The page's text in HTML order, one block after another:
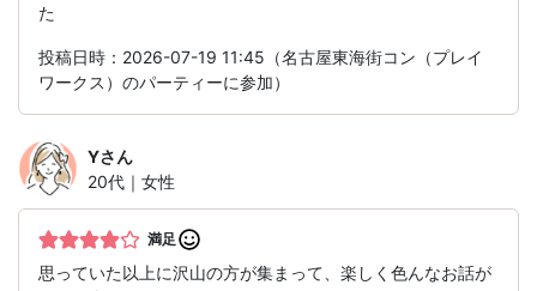
た
投稿日時：2026-07-19 11:45（名古屋東海街コン（プレイ
ワークス）のパーティーに参加）
Yさん
20代｜女性
満足
思っていた以上に沢山の方が集まって、楽しく色んなお話が